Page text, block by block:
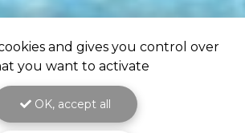
and gives you control over
you want to activate
OK, accept all